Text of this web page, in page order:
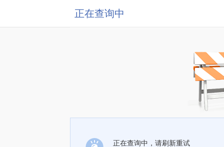
正在查询中
正在查询中，请刷新重试